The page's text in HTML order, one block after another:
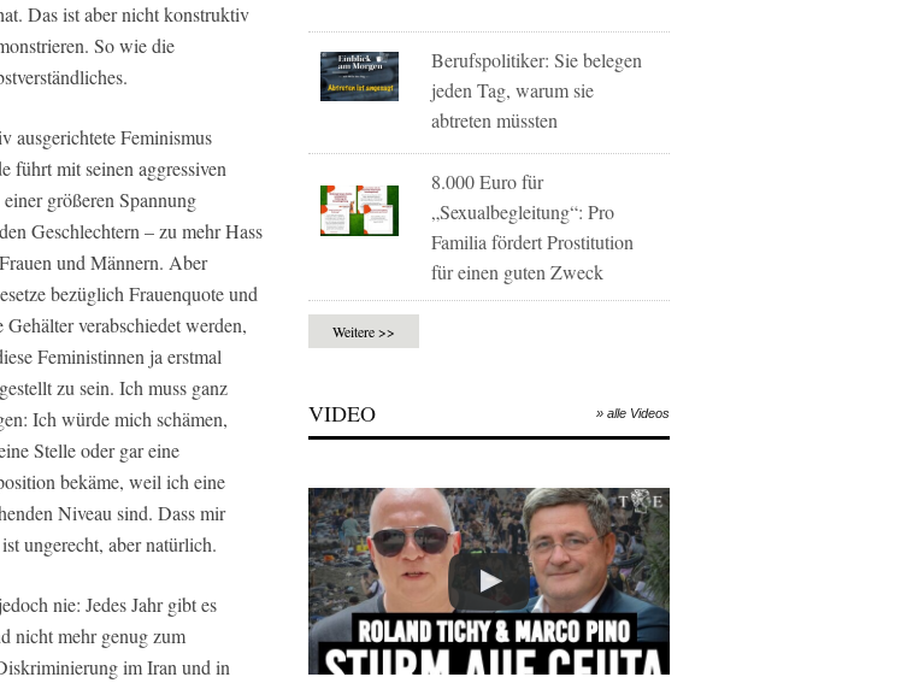
Das ist aber nicht konstruktiv
So wie die
ausgerichtete Feminismus
führt mit seinen aggressiven
größeren Spannung
Geschlechtern – zu mehr Hass
und Männern. Aber
bezüglich Frauenquote und
verabschiedet werden,
Feministinnen ja erstmal
zu sein. Ich muss ganz
Ich würde mich schämen,
Stelle oder gar eine
bekäme, weil ich eine
Niveau sind. Dass mir
ungerecht, aber natürlich.
nie: Jedes Jahr gibt es
nicht mehr genug zum
im Iran und in
Berufspolitiker: Sie belegen
jeden Tag, warum sie
abtreten müssten
8.000 Euro für
„Sexualbegleitung“: Pro
Familia fördert Prostitution
für einen guten Zweck
Weitere >>
VIDEO » alle Videos